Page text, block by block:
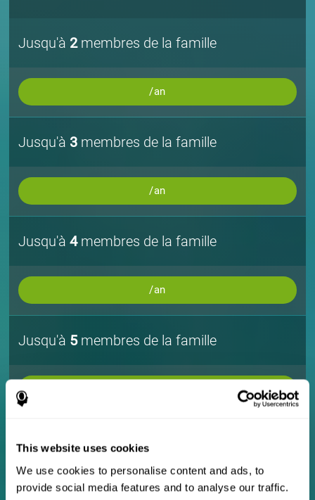
This website uses cookies
We use cookies to personalise content and ads, to
provide social media features and to analyse our traffic.
Jusqu'à 2membres de la famille
/an
Jusqu'à 3 membres de la famille
/an
Jusqu'à4membres de la famille
/an
Jusqu'à 5membres de la famille
Jusqu'à membres de la famille
/an